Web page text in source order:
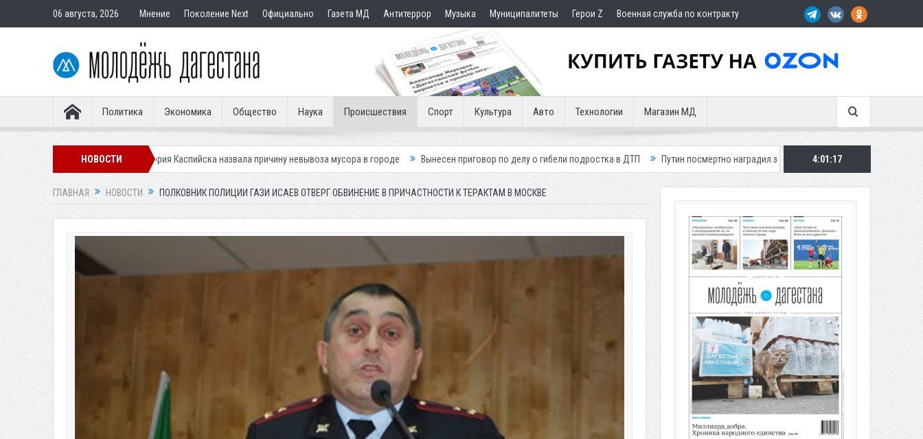
06 августа, 2026 Мнение Поколение Next Официально Газета МД Антитеррор Музыка Муниципалитеты Герои Z Военная служба по контракту
Политика Экономика Общество Наука Происшествия Спорт Культура Авто Технологии Магазин МД
НОВОСТИ
клещей Мэрия Каспийска назвала причину невывоза мусора в городе Вынесен приговор по делу о гибели подростка в ДТП Путин посмертно наградил замглавы Шамильского района Три
4:01:19
ГЛАВНАЯ НОВОСТИ ПОЛКОВНИК ПОЛИЦИИ ГАЗИ ИСАЕВ ОТВЕРГ ОБВИНЕНИЕ В ПРИЧАСТНОСТИ К ТЕРАКТАМ В МОСКВЕ